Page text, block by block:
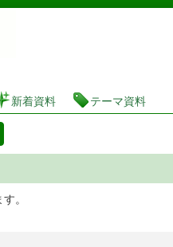
茨城県立図書館
新着資料 テーマ資料
。